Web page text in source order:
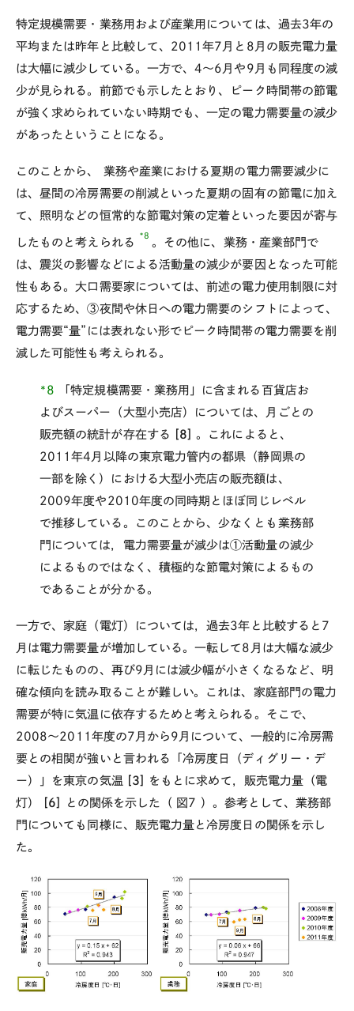
特定規模需要・業務用および産業用については、過去3年の
平均または昨年と比較して、2011年7月と8月の販売電力量
は大幅に減少している。一方で、4～6月や9月も同程度の減
少が見られる。前節でも示したとおり、ピーク時間帯の節電
が強く求められていない時期でも、一定の電力需要量の減少
があったということになる。
このことから、 業務や産業における夏期の電力需要減少に
は、昼間の冷房需要の削減といった夏期の固有の節電に加え
て、照明などの恒常的な節電対策の定着といった要因が寄与
したものと考えられる
*8
。その他に、業務・産業部門で
は、震災の影響などによる活動量の減少が要因となった可能
性もある。大口需要家については、前述の電力使用制限に対
応するため、③夜間や休日への電力需要のシフトによって、
電力需要“量”には表れない形でピーク時間帯の電力需要を削
減した可能性も考えられる。
*8
「特定規模需要・業務用」に含まれる百貨店お
よびスーパー（大型小売店）については、月ごとの
販売額の統計が存在する
[8] 。これによると、
2011年4月以降の東京電力管内の都県（静岡県の
一部を除く）における大型小売店の販売額は、
2009年度や2010年度の同時期とほぼ同じレベル
で推移している。このことから、少なくとも業務部
門については，電力需要量が減少は①活動量の減少
によるものではなく、積極的な節電対策によるもの
であることが分かる。
一方で、家庭（電灯）については，過去3年と比較すると7
月は電力需要量が増加している。一転して8月は大幅な減少
に転じたものの、再び9月には減少幅が小さくなるなど、明
確な傾向を読み取ることが難しい。これは、家庭部門の電力
需要が特に気温に依存するためと考えられる。そこで、
2008～2011年度の7月から9月について、一般的に冷房需
要との相関が強いと言われる「冷房度日（ディグリー・デ
ー）」を東京の気温
[3]
をもとに求めて，販売電力量（電
灯）
[6] との関係を示した（ 図7 ）。参考として、業務部
門についても同様に、販売電力量と冷房度日の関係を示し
た。